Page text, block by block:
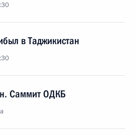
в Таджикистан
Саммит ОДКБ